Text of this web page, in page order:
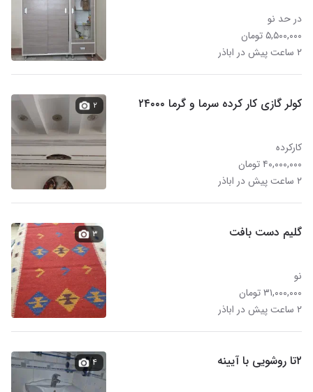
در حد نو
۵,۵۰۰,۰۰۰ تومان
۲ ساعت پیش در اباذر
کولر گازی کار کرده سرما و گرما ۲۴۰۰۰
کارکرده
۴۰,۰۰۰,۰۰۰ تومان
۲ ساعت پیش در اباذر
۲
گلیم دست بافت
نو
۳۱,۰۰۰,۰۰۰ تومان
۲ ساعت پیش در اباذر
۳
۲تا روشویی با آیینه ۴